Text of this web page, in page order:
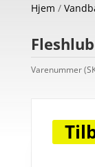
Hjem /
Varenummer